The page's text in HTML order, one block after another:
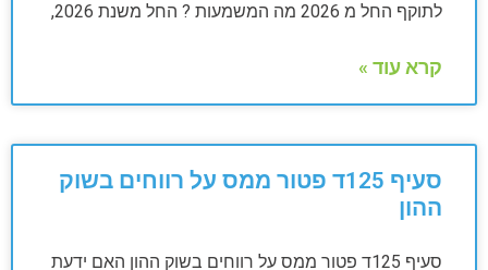
לתוקף החל מ 2026 מה המשמעות ? החל משנת 2026,
קרא עוד »
סעיף 125ד פטור ממס על רווחים בשוק
ההון
סעיף 125ד פטור ממס על רווחים בשוק ההון האם ידעת